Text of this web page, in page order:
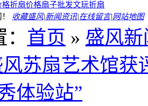
格折扇价格扇子批发文玩折扇
收藏盛风|新闻资讯|在线留言|网站地图
： 首页 » 盛风
苏扇艺术馆获
体验站”